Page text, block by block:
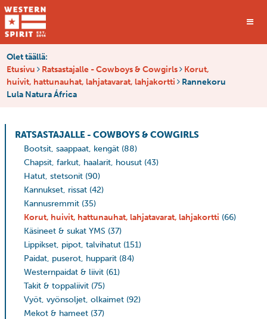
Olet täällä:
Etusivu
Ratsastajalle - Cowboys & Cowgirls
Korut,
huivit, hattunauhat, lahjatavarat, lahjakortti
Rannekoru
Lula Natura África
RATSASTAJALLE - COWBOYS & COWGIRLS
Bootsit, saappaat, kengät (88)
Chapsit, farkut, haalarit, housut (43)
Hatut, stetsonit (90)
Kannukset, rissat (42)
Kannusremmit (35)
Korut, huivit, hattunauhat, lahjatavarat, lahjakortti (66)
Käsineet & sukat YMS (37)
Lippikset, pipot, talvihatut (151)
Paidat, puserot, hupparit (84)
Westernpaidat & liivit (61)
Takit & toppaliivit (75)
Vyöt, vyönsoljet, olkaimet (92)
Mekot & hameet (37)